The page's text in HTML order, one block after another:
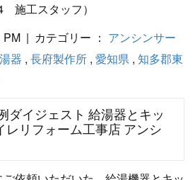
施工スタッフ）
| カテゴリー ： アンシンサー
器 , 長府製作所 , 愛知県 , 知多郡東
ダイジェスト 給湯器とキッ
レリフォーム工事店 アンシ